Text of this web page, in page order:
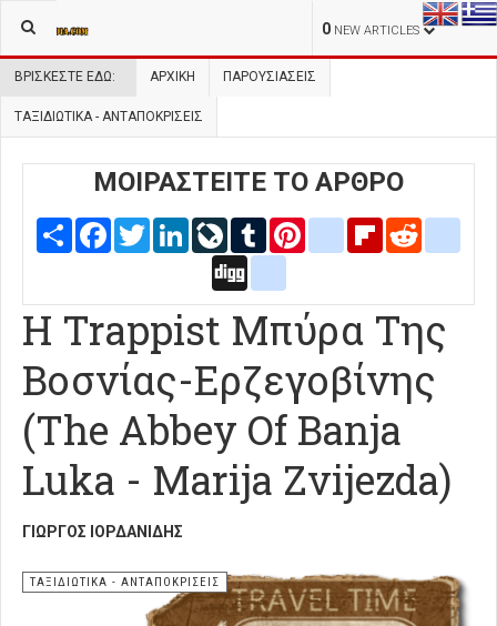
0 NEW ARTICLES
ΒΡΊΣΚΕΣΤΕ ΕΔΏ: ΑΡΧΙΚΉ ΠΑΡΟΥΣΙΑΣΕΙΣ
ΤΑΞΙΔΙΩΤΙΚΑ - ΑΝΤΑΠΟΚΡΙΣΕΙΣ
ΜΟΙΡΑΣΤΕΙΤΕ ΤΟ ΑΡΘΡΟ
Share FacebookTwitterLinkedInLiveJournal
Tumblr Pinterestblogger_post
Flipboard
Η Trappist Μπύρα Της
Βοσνίας-Ερζεγοβίνης
(The Abbey Of Banja
Luka - Marija Zvijezda)
ΓΙΏΡΓΟΣ ΙΟΡΔΑΝΊΔΗΣ
ΤΑΞΙΔΙΩΤΙΚΑ - ΑΝΤΑΠΟΚΡΙΣΕΙΣ